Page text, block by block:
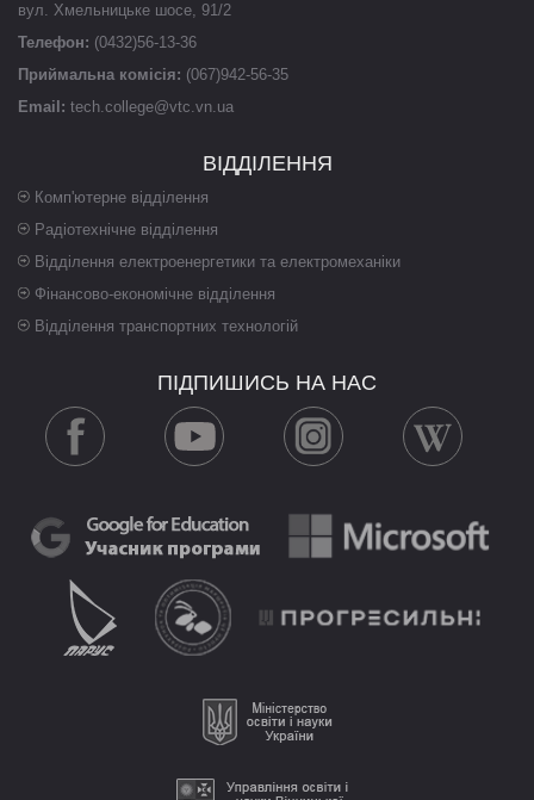
вул. Хмельницьке шосе, 91/2
Телефон: (0432)56-13-36
Приймальна комісія: (067)942-56-35
Email: tech.college@vtc.vn.ua
ВІДДІЛЕННЯ
Комп'ютерне відділення
Радіотехнічне відділення
Відділення електроенергетики та електромеханіки
Фінансово-економічне відділення
Відділення транспортних технологій
ПІДПИШИСЬ НА НАС